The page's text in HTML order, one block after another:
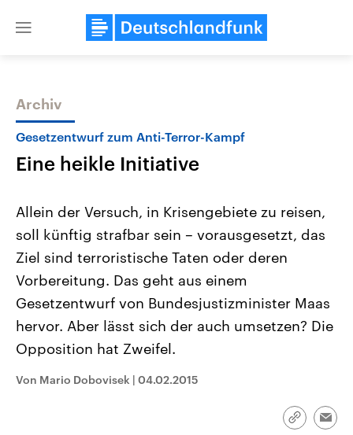
Close
Themen
Landtagswahl Sachsen-Anhalt
2026
Alle Informationen
Sachsen-Anhalt wählt am 6.
September 2026 einen neuen
Bundesland von einer Koalition aus
Umfragen, Prognosen,
Wahlprogramme, aktuelle Berichte
USA
Aktuelle Beiträge,
Hintergründe
Wirtschaftlich und
gehören die Vereinigten
Archiv
Gesetzentwurf zum Anti-Terror-Kampf
Eine heikle Initiative
Allein der Versuch, in Krisengebiete zu reisen,
soll künftig strafbar sein – vorausgesetzt, das
Ziel sind terroristische Taten oder deren
Vorbereitung. Das geht aus einem
Gesetzentwurf von Bundesjustizminister Maas
hervor. Aber lässt sich der auch umsetzen? Die
Opposition hat Zweifel.
Von Mario Dobovisek | 04.02.2015
Link